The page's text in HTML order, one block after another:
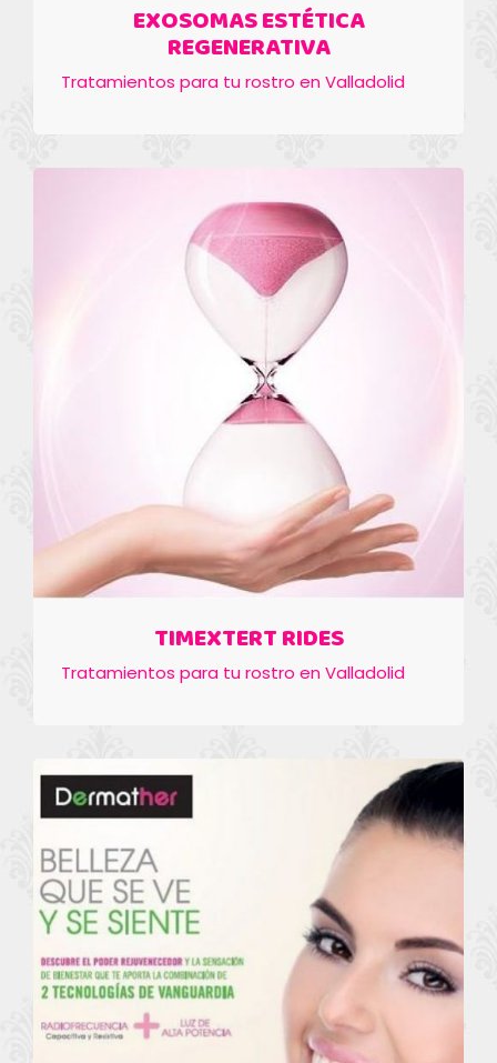
EXOSOMAS ESTÉTICA
REGENERATIVA
Tratamientos para tu rostro en Valladolid
TIMEXTERT RIDES
Tratamientos para tu rostro en Valladolid